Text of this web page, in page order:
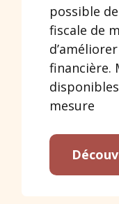
possible
fiscale de
financière.
mesure